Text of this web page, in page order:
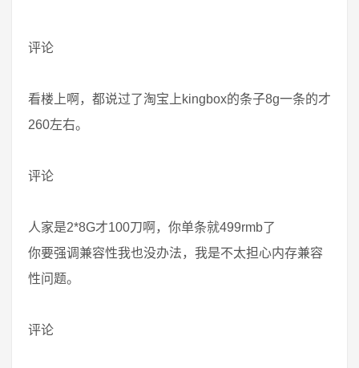
评论
看楼上啊，都说过了淘宝上kingbox的条子8g一条的才
260左右。
评论
人家是2*8G才100刀啊，你单条就499rmb了
你要强调兼容性我也没办法，我是不太担心内存兼容
性问题。
评论